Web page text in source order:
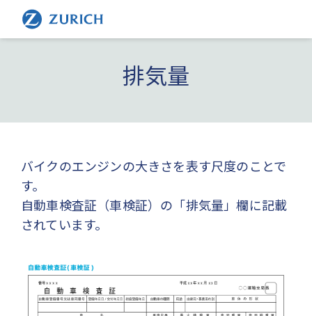
排気量
バイクのエンジンの大きさを表す尺度のことで
す。
自動車検査証（車検証）の「排気量」欄に記載
されています。